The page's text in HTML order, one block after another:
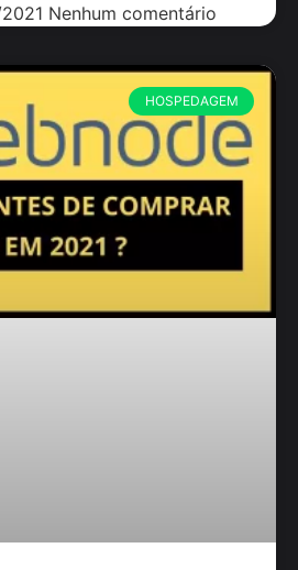
Nenhum comentário
HOSPEDAGEM